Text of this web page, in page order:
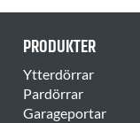
PRODUKTER
Ytterdörrar
Pardörrar
Garageportar